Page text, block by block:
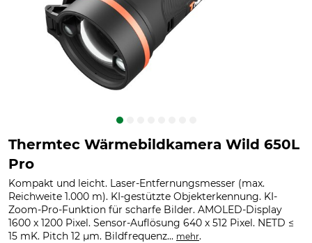
Thermtec Wärmebildkamera Wild 650L
Pro
Kompakt und leicht. Laser-Entfernungsmesser (max.
Reichweite 1.000 m). KI-gestützte Objekterkennung. KI-
Zoom-Pro-Funktion für scharfe Bilder. AMOLED-Display
1600 x 1200 Pixel. Sensor-Auflösung 640 x 512 Pixel. NETD ≤
15 mK. Pitch 12 µm. Bildfrequenz... mehr.